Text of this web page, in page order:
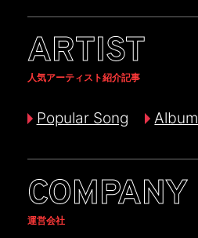
ARTIST
人気アーティスト紹介記事
Popular Song Album
COMPANY
運営会社